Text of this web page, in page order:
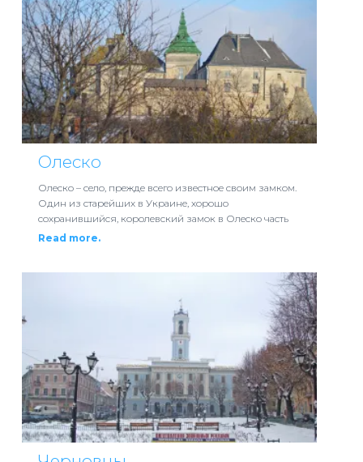
Олеско
Олеско – село, прежде всего известное своим замком.
Один из старейших в Украине, хорошо
сохранившийся, королевский замок в Олеско часть
Read more.